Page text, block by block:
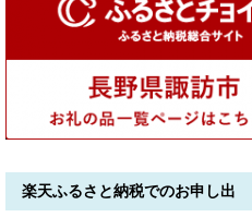
楽天ふるさと納税でのお申し出